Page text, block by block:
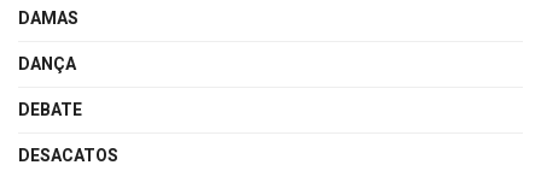
DAMAS
DANÇA
DEBATE
DESACATOS